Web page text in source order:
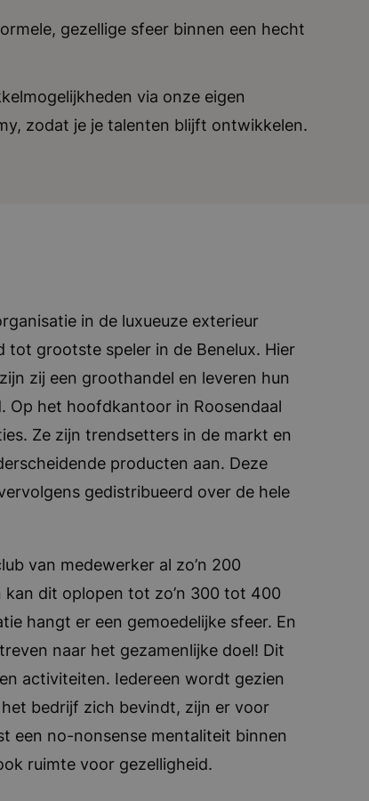
gezellige sfeer binnen een hecht
via onze eigen
zodat je je talenten blijft ontwikkelen.
in de luxueuze exterieur
tot grootste speler in de Benelux. Hier
zij een groothandel en leveren hun
Op het hoofdkantoor in Roosendaal
Ze zijn trendsetters in de markt en
producten aan. Deze
gedistribueerd over de hele
van medewerker al zo’n 200
kan dit oplopen tot zo’n 300 tot 400
hangt er een gemoedelijke sfeer. En
naar het gezamenlijke doel! Dit
activiteiten. Iedereen wordt gezien
bedrijf zich bevindt, zijn er voor
een no-nonsense mentaliteit binnen
ruimte voor gezelligheid.